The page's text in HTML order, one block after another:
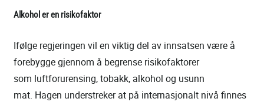
Alkohol er en risikofaktor
Ifølge regjeringen vil en viktig del av innsatsen være å
forebygge gjennom å begrense risikofaktorer
som luftforurensing, tobakk, alkohol og usunn
mat. Hagen understreker at på internasjonalt nivå finnes